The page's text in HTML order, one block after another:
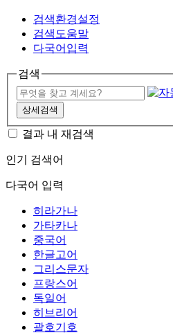
검색환경설정
검색도움말
다국어입력
검색
상세검색
결과 내 재검색
인기 검색어
다국어 입력
히라가나
가타카나
중국어
한글고어
그리스문자
프랑스어
독일어
히브리어
괄호기호